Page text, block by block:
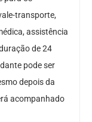
transporte,
assistência
de 24
pode ser
depois da
acompanhado